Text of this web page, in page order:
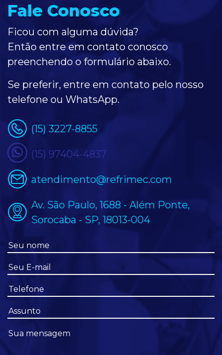
Fale Conosco
Ficou com alguma dúvida?
Então entre em contato conosco
preenchendo o formulário abaixo.
Se preferir, entre em contato pelo nosso
telefone ou WhatsApp.
(15) 3227-8855
(15) 97404-4837
atendimento@refrimec.com
Av. São Paulo, 1688 - Além Ponte,
Sorocaba - SP, 18013-004